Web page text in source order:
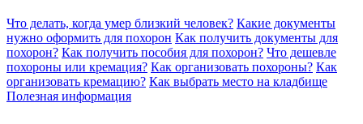
Что делать, когда умер близкий человек? Какие документы
нужно оформить для похорон Как получить документы для
похорон? Как получить пособия для похорон? Что дешевле
похороны или кремация? Как организовать похороны? Как
организовать кремацию? Как выбрать место на кладбище
Полезная информация